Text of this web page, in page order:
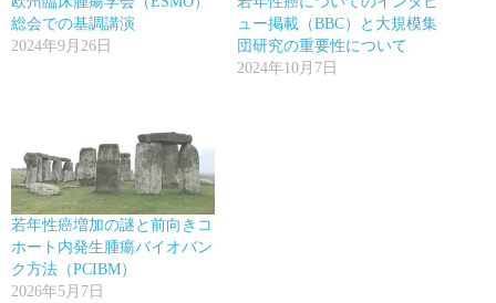
総会での基調講演
2024年9月26日
ュー掲載（BBC）と大規模集
団研究の重要性について
2024年10月7日
若年性癌増加の謎と前向きコ
ホート内発生腫瘍バイオバン
ク方法（PCIBM）
2026年5月7日